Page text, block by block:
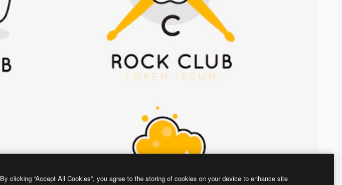
By clicking “Accept All Cookies”, you agree to the storing of cookies on your device to enhance site